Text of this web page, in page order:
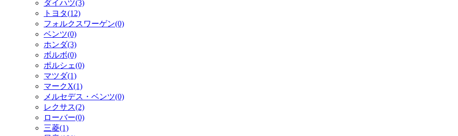
ダイハツ(3)
トヨタ(12)
フォルクスワーゲン(0)
ベンツ(0)
ホンダ(3)
ボルボ(0)
ポルシェ(0)
マツダ(1)
マークX(1)
メルセデス・ベンツ(0)
レクサス(2)
ローバー(0)
三菱(1)